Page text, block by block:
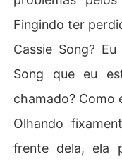
Fingindo ter
Cassie Song?
Song que eu
chamado? Como
Olhando
frente dela, ela